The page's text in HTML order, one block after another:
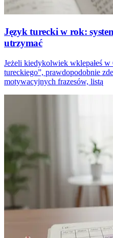
Język turecki w rok:
utrzymać
Jeżeli kiedykolwiek wklepałeś
tureckiego”, prawdopodobnie
motywacyjnych frazesów, listą